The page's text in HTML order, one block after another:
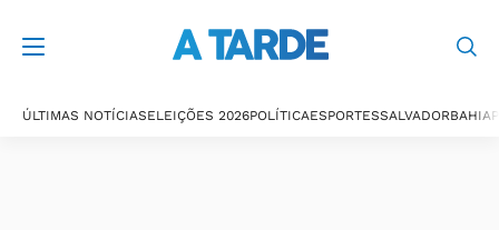
ÚLTIMAS NOTÍCIASELEIÇÕES 2026POLÍTICAESPORTESSALVADORBAHIA